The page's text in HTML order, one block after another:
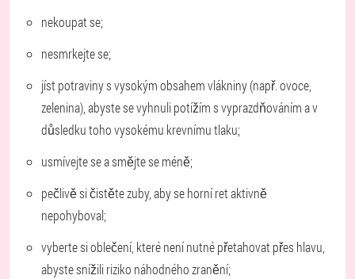
nekoupat se;
nesmrkejte se;
jíst potraviny s vysokým obsahem vlákniny (např. ovoce,
zelenina), abyste se vyhnuli potížím s vyprazdňováním a v
důsledku toho vysokému krevnímu tlaku;
usmívejte se a smějte se méně;
pečlivě si čistěte zuby, aby se horní ret aktivně
nepohyboval;
vyberte si oblečení, které není nutné přetahovat přes hlavu,
abyste snížili riziko náhodného zranění;